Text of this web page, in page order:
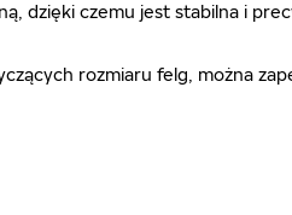
dzięki czemu jest stabilna i
rozmiaru felg, można